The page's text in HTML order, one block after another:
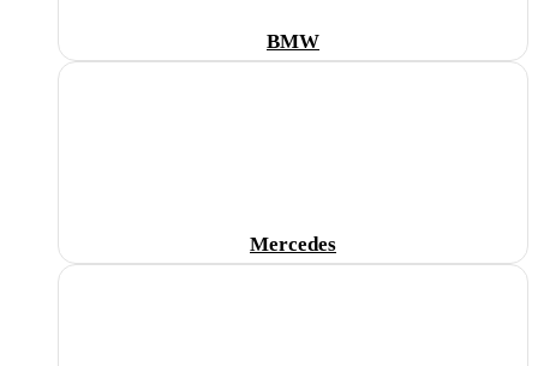
BMW
Mercedes